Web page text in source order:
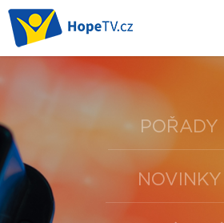
POŘADY
NOVINKY